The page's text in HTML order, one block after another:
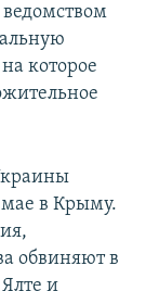
которое
в Крыму.
обвиняют в
и